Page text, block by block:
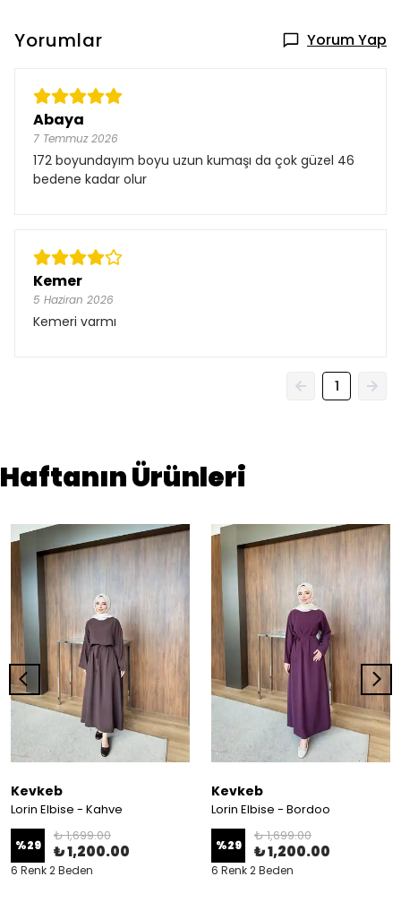
Yorumlar Yorum Yap
Abaya
7 Temmuz 2026
172 boyundayım boyu uzun kumaşı da çok güzel 46
bedene kadar olur
Kemer
5 Haziran 2026
Kemeri varmı
1
Haftanın Ürünleri
Kevkeb
Lorin Elbise - Kahve
%29
₺ 1,699.00
₺ 1,200.00
6 Renk 2 Beden
Kevkeb
Lorin Elbise - Bordoo
%29
₺ 1,699.00
₺ 1,200.00
6 Renk 2 Beden